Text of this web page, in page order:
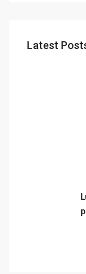
Latest